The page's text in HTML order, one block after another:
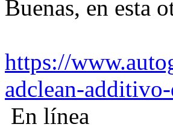
Buenas, en esta
https://
adclean-
En línea